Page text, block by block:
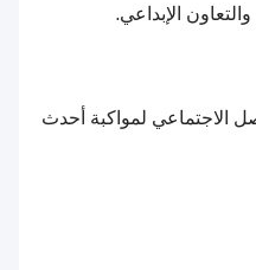
الإبداعي.
الاجتماعي لمواكبة أحدث